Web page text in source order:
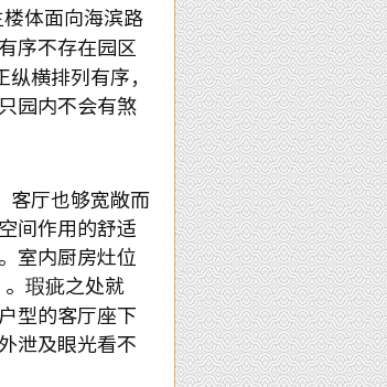
体面向海滨路
序不存在园区
横排列有序，
园内不会有煞
客厅也够宽敞而
间作用的舒适
室内厨房灶位
瑕疵之处就
型的客厅座下
泄及眼光看不